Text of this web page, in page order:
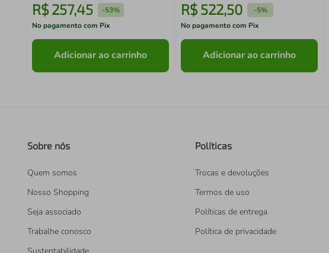
R$ 257,45 -53%
No pagamento com Pix
Adicionar ao carrinho
R$ 522,50 -5%
No pagamento com Pix
Adicionar ao carrinho
Sobre nós
Quem somos
Nosso Shopping
Seja associado
Trabalhe conosco
Políticas
Trocas e devoluções
Termos de uso
Políticas de entrega
Política de privacidade